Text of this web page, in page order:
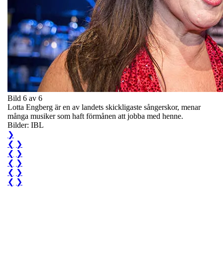
Bild 6 av 6
Lotta Engberg är en av landets skickligaste sångerskor, menar
många musiker som haft förmånen att jobba med henne.
Bilder: IBL
❯
❮ ❯
❮ ❯
❮ ❯
❮ ❯
❮ ❯